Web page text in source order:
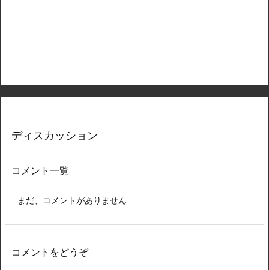
ディスカッション
コメント一覧
まだ、コメントがありません
コメントをどうぞ